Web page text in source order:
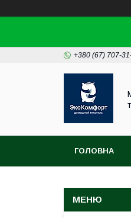
+380 (67) 707-
ГОЛОВНА